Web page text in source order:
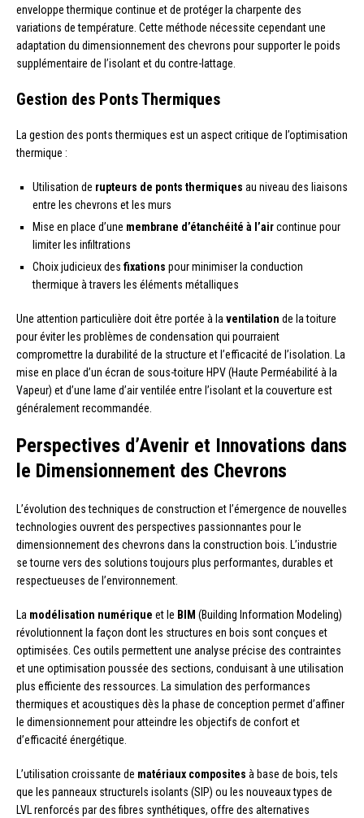
enveloppe thermique continue et de protéger la charpente des
variations de température. Cette méthode nécessite cependant une
adaptation du dimensionnement des chevrons pour supporter le poids
supplémentaire de l’isolant et du contre-lattage.
Gestion des Ponts Thermiques
La gestion des ponts thermiques est un aspect critique de l’optimisation
thermique :
Utilisation de rupteurs de ponts thermiques au niveau des liaisons
entre les chevrons et les murs
Mise en place d’une membrane d’étanchéité à l’aircontinue pour
limiter les infiltrations
Choix judicieux des fixations pour minimiser la conduction
thermique à travers les éléments métalliques
Une attention particulière doit être portée à la ventilation de la toiture
pour éviter les problèmes de condensation qui pourraient
compromettre la durabilité de la structure et l’efficacité de l’isolation. La
mise en place d’un écran de sous-toiture HPV (Haute Perméabilité à la
Vapeur) et d’une lame d’air ventilée entre l’isolant et la couverture est
généralement recommandée.
Perspectives d’Avenir et Innovations dans
le Dimensionnement des Chevrons
L’évolution des techniques de construction et l’émergence de nouvelles
technologies ouvrent des perspectives passionnantes pour le
dimensionnement des chevrons dans la construction bois. L’industrie
se tourne vers des solutions toujours plus performantes, durables et
respectueuses de l’environnement.
La modélisation numérique et le BIM (Building Information Modeling)
révolutionnent la façon dont les structures en bois sont conçues et
optimisées. Ces outils permettent une analyse précise des contraintes
et une optimisation poussée des sections, conduisant à une utilisation
plus efficiente des ressources. La simulation des performances
thermiques et acoustiques dès la phase de conception permet d’affiner
le dimensionnement pour atteindre les objectifs de confort et
d’efficacité énergétique.
L’utilisation croissante de matériaux composites à base de bois, tels
que les panneaux structurels isolants (SIP) ou les nouveaux types de
LVL renforcés par des fibres synthétiques, offre des alternatives